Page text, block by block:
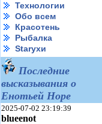
Технологии
Обо всем
Красотень
Рыбалка
Starухи
Последние
высказывания о
Енотьей Норе
2025-07-02 23:19:39
blueenot